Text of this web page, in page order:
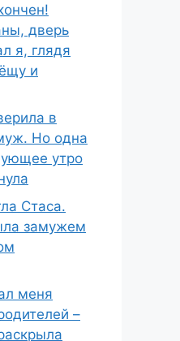
дверь
я, глядя
и
в
Но одна
утро
Стаса.
замужем
меня
–